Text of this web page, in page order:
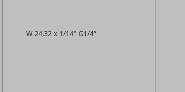
W 24,32 x 1/14" G1/4“